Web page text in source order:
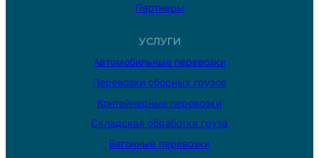
Партнеры
УСЛУГИ
Автомобильные перевозки
Перевозки сборных грузов
Контейнерные перевозки
Складская обработка груза
Вагонные перевозки